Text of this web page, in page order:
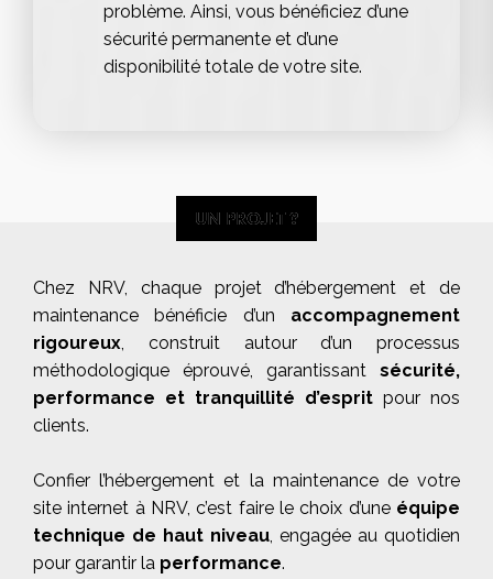
problème. Ainsi, vous bénéficiez d’une
sécurité permanente et d’une
disponibilité totale de votre site.
UN PROJET ?
UN PROJET ?
Chez NRV, chaque projet d’hébergement et de
maintenance bénéficie d’un accompagnement
rigoureux, construit autour d’un processus
méthodologique éprouvé, garantissant sécurité,
performance et tranquillité d’esprit pour nos
clients.
Confier l’hébergement et la maintenance de votre
site internet à NRV, c’est faire le choix d’une équipe
technique de haut niveau, engagée au quotidien
pour garantir la performance.